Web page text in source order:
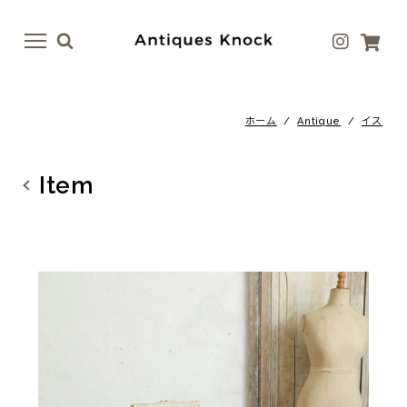
menu
menu
テーブル
照明
ファブリック
その他
ホーム /Antique / イス
Item